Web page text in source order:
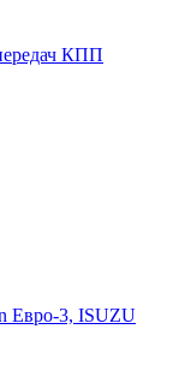
КПП
Евро-3, ISUZU